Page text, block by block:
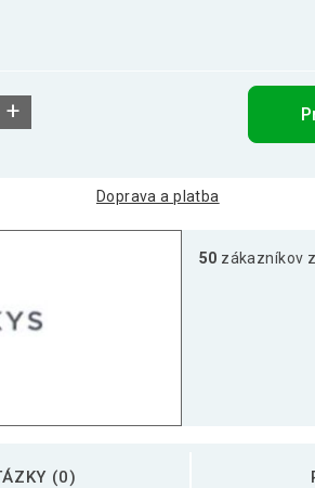
+
Doprava a platba
50 zákazníkov
(0)